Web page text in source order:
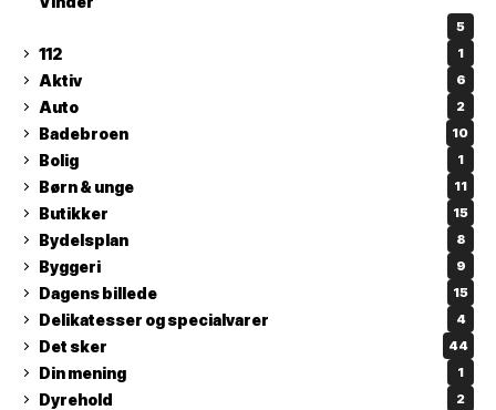
5
112 1
Aktiv 6
Auto 2
Badebroen 10
Bolig 1
Børn & unge 11
Butikker 15
Bydelsplan 8
Byggeri 9
Dagens billede 15
Delikatesser og specialvarer 4
Det sker 44
Din mening 1
Dyrehold 2